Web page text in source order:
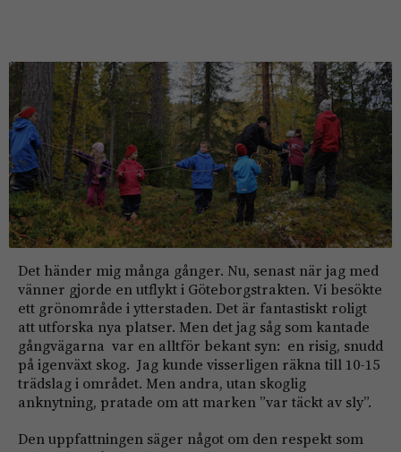
Det händer mig många gånger. Nu, senast när jag med
vänner gjorde en utflykt i Göteborgstrakten. Vi besökte
ett grönområde i ytterstaden. Det är fantastiskt roligt
att utforska nya platser. Men det jag såg som kantade
gångvägarna var en alltför bekant syn: en risig, snudd
på igenväxt skog. Jag kunde visserligen räkna till 10-15
trädslag i området. Men andra, utan skoglig
anknytning, pratade om att marken ”var täckt av sly”.
Den uppfattningen säger något om den respekt som